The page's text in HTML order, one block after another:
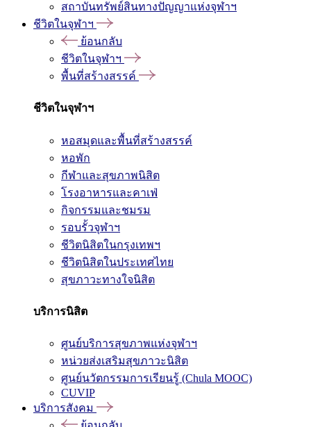
สถาบันทรัพย์สินทางปัญญาแห่งจุฬาฯ
ชีวิตในจุฬาฯ
ย้อนกลับ
ชีวิตในจุฬาฯ
พื้นที่สร้างสรรค์
ชีวิตในจุฬาฯ
หอสมุดและพื้นที่สร้างสรรค์
หอพัก
กีฬาและสุขภาพนิสิต
โรงอาหารและคาเฟ่
กิจกรรมและชมรม
รอบรั้วจุฬาฯ
ชีวิตนิสิตในกรุงเทพฯ
ชีวิตนิสิตในประเทศไทย
สุขภาวะทางใจนิสิต
บริการนิสิต
ศูนย์บริการสุขภาพแห่งจุฬาฯ
หน่วยส่งเสริมสุขภาวะนิสิต
ศูนย์นวัตกรรมการเรียนรู้ (Chula MOOC)
CUVIP
บริการสังคม